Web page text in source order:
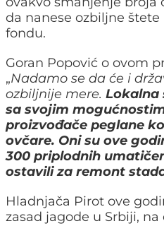
da nanese ozbiljne
fondu.
Goran Popović o ovom
„Nadamo se da će i
ozbiljnije mere. Lokalna
sa svojim
proizvođače peglane
ovčare. Oni su ove
300 priplodnih
ostavili za remont
Hladnjača Pirot ove
zasad jagode u Srbiji,